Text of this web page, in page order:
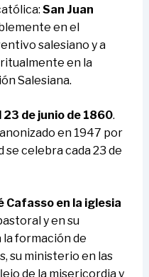
San Juan
en el
salesiano y a
en la
Salesiana.
23 de junio de 1860.
en 1947 por
se celebra cada 23 de
Cafasso en la iglesia
y en su
formación de
su ministerio en las
de la misericordia y